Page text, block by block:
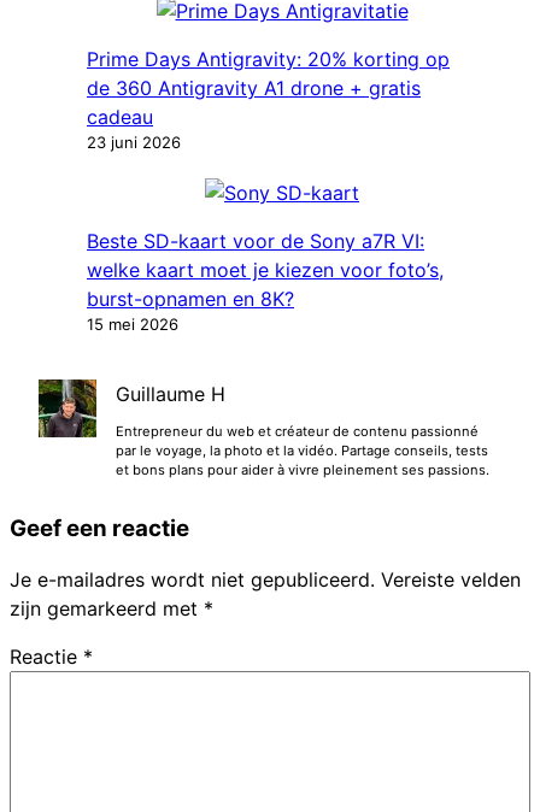
Prime Days Antigravity: 20% korting op
de 360 ​​​​Antigravity A1 drone + gratis
cadeau
23 juni 2026
Beste SD-kaart voor de Sony a7R VI:
welke kaart moet je kiezen voor foto’s,
burst-opnamen en 8K?
15 mei 2026
Guillaume H
Entrepreneur du web et créateur de contenu passionné
par le voyage, la photo et la vidéo. Partage conseils, tests
et bons plans pour aider à vivre pleinement ses passions.
Geef een reactie
Je e-mailadres wordt niet gepubliceerd. Vereiste velden
zijn gemarkeerd met *
Reactie *